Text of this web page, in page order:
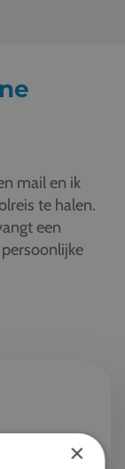
mail en ik
te halen.
een
×